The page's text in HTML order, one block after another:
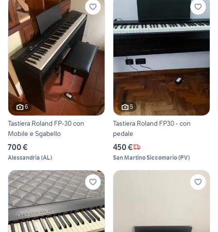
6
Tastiera Roland FP-30 con
Mobile e Sgabello
700 €
Alessandria (AL)
5
Tastiera Roland FP30 - con
pedale
450 €
San Martino Siccomario(PV)